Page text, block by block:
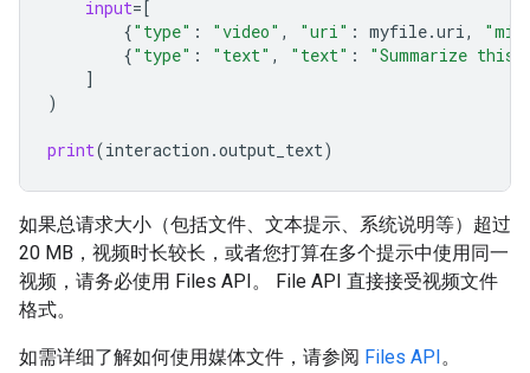
input=[
{"type" : "video" , "uri" : myfile.uri,
{"type" : "text" , "text" :
"Summarize
]
)
print(interaction .output_text)
如果总请求大小（包括文件、文本提示、系统说明等）超过
20 MB，视频时长较长，或者您打算在多个提示中使用同一
视频，请务必使用 Files API。 File API 直接接受视频文件
格式。
如需详细了解如何使用媒体文件，请参阅 Files API。